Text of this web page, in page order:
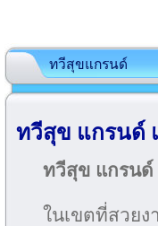
ทวีสุขแกรนด์
ทวีสุข แกรนด์
ทวีสุข แกรน
ในเขตที่สวยง